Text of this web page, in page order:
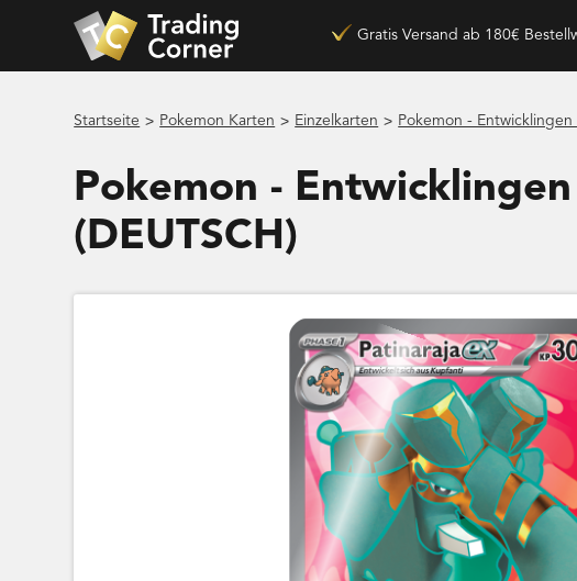
Gratis Versand ab 180€
Startseite > Pokemon Karten > Einzelkarten > Pokemon - Entwicklingen
Pokemon -
(DEUTSCH)